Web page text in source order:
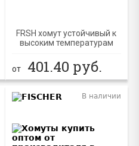
FRSH хомут устойчивый к
высоким температурам
от 401.40 руб.
В наличии